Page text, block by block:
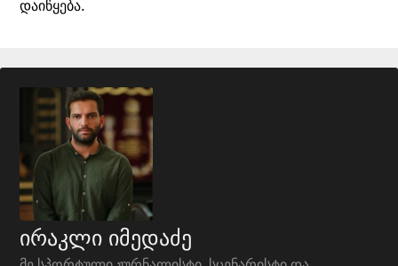
დაიწყება.
ირაკლი იმედაძე